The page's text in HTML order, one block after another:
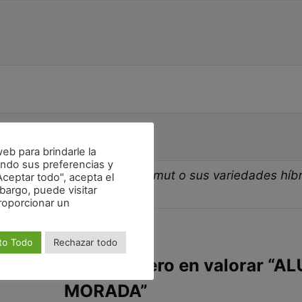
avena, espelta, kamut o sus variedades
Sé el primero en valorar
MORADA”
para brindarle la
sus preferencias y
todo", acepta el
puede visitar
un
Todo Rechazar todo